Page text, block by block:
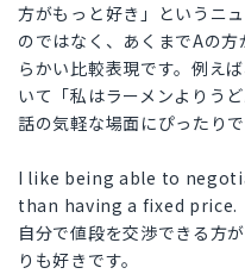
方がもっと好き」というニ
のではなく、あくまでAの
らかい比較表現です。例え
いて「私はラーメンよりう
話の気軽な場面にぴったりで
I like being able to
than having a fixed price.
自分で値段を交渉できる方
りも好きです。